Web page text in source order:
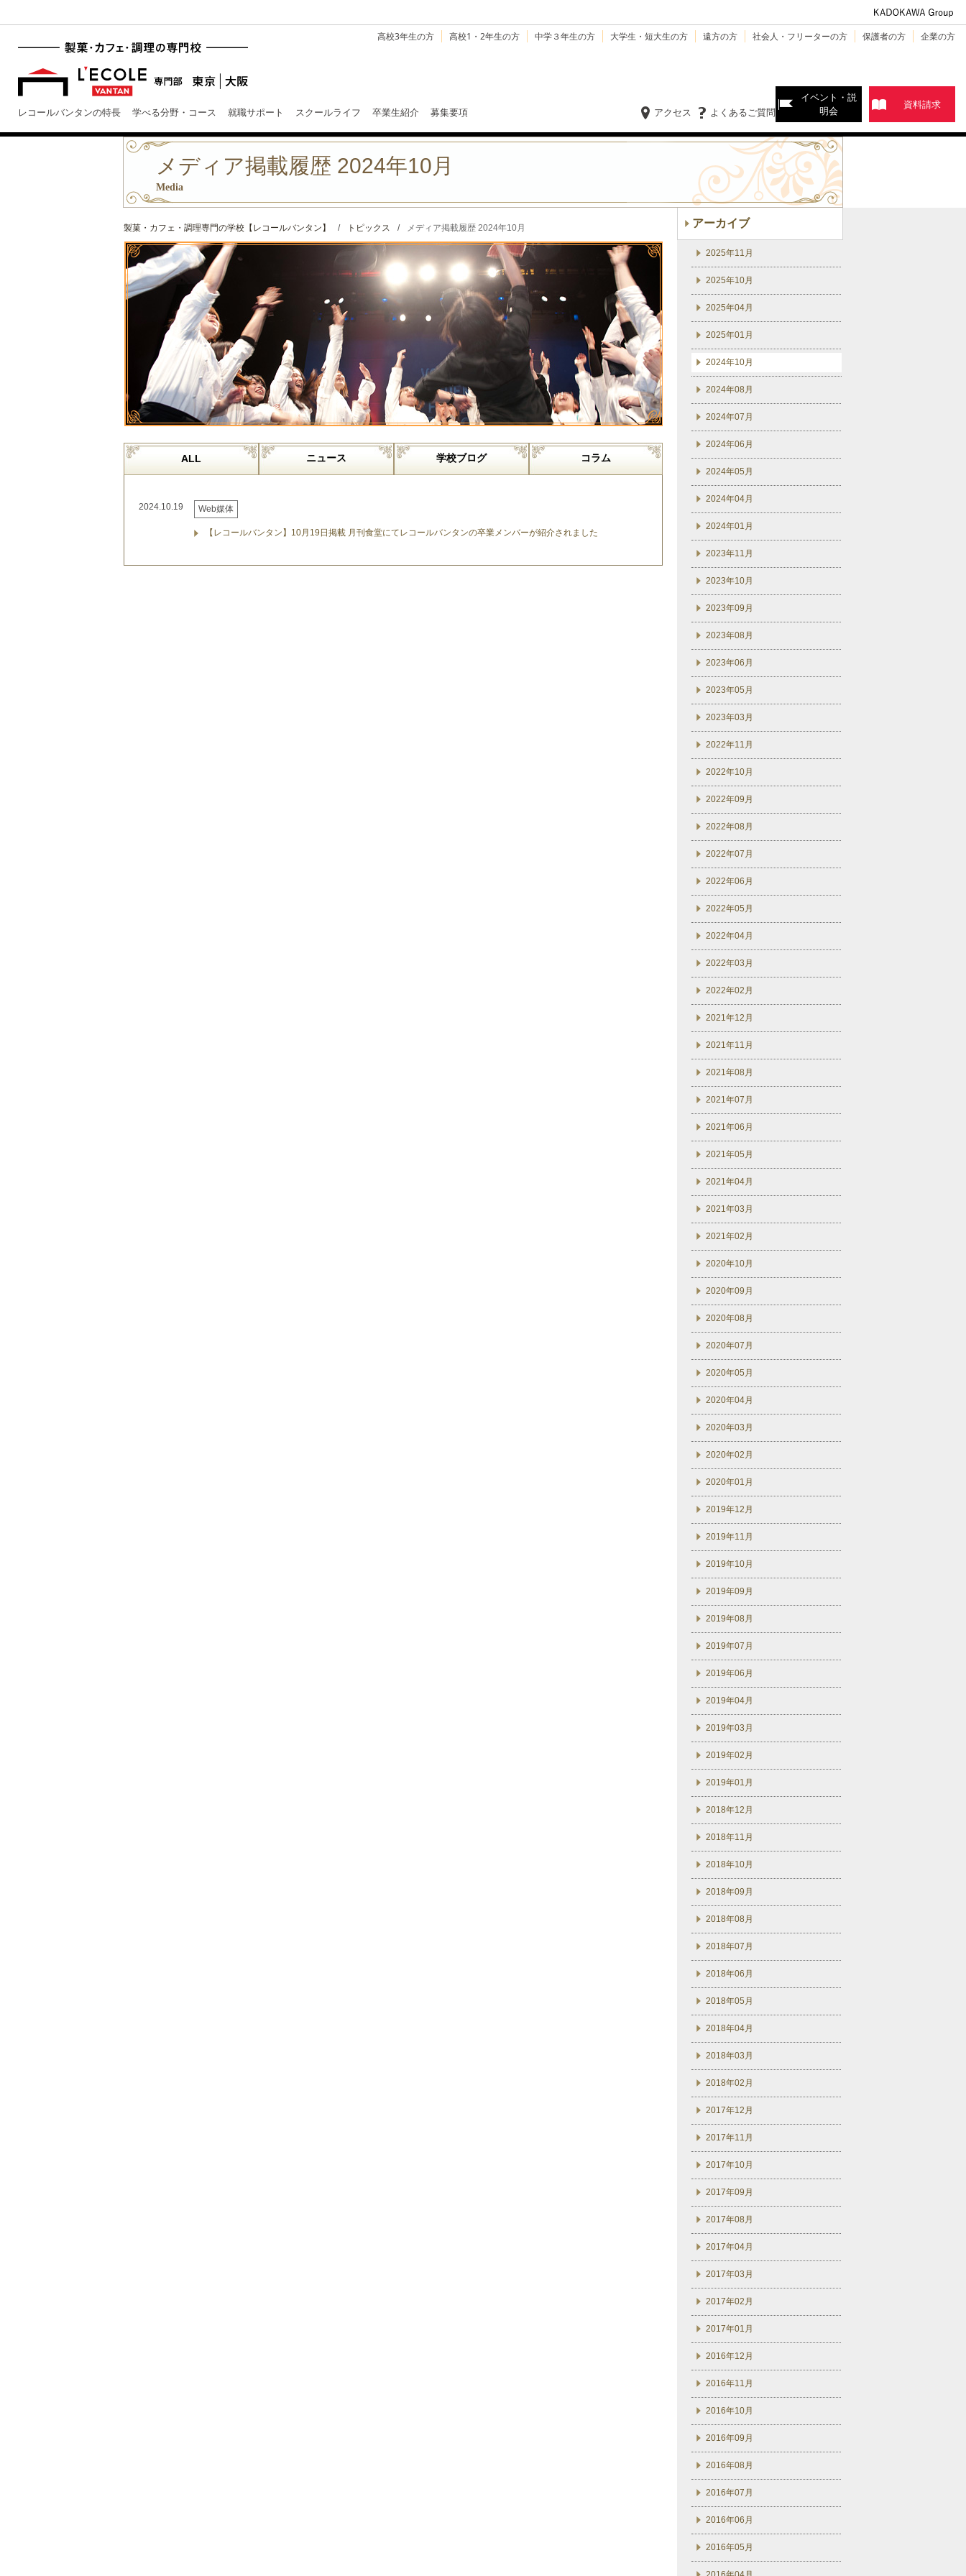
高校3年生の方 高校1・2年生の方 中学３年生の方 大学生・短大生の方 遠方の方 社会人・フリーターの方 保護者の方 企業の方
レコールバンタンの特長 学べる分野・コース 就職サポート スクールライフ 卒業生紹介 募集要項 よくあるご質問
アクセス
イベント・説
明会
資料請求
メディア掲載履歴 2024年10月
Media
製菓・カフェ・調理専門の学校【レコールバンタン】 / トピックス / メディア掲載履歴 2024年10月
ALL ニュース 学校ブログ コラム
2024.10.19 Web媒体
【レコールバンタン】10月19日掲載 月刊食堂にてレコールバンタンの卒業メンバーが紹介されました
アーカイブ
2025年11月
2025年10月
2025年04月
2025年01月
2024年10月
2024年08月
2024年07月
2024年06月
2024年05月
2024年04月
2024年01月
2023年11月
2023年10月
2023年09月
2023年08月
2023年06月
2023年05月
2023年03月
2022年11月
2022年10月
2022年09月
2022年08月
2022年07月
2022年06月
2022年05月
2022年04月
2022年03月
2022年02月
2021年12月
2021年11月
2021年08月
2021年07月
2021年06月
2021年05月
2021年04月
2021年03月
2021年02月
2020年10月
2020年09月
2020年08月
2020年07月
2020年05月
2020年04月
2020年03月
2020年02月
2020年01月
2019年12月
2019年11月
2019年10月
2019年09月
2019年08月
2019年07月
2019年06月
2019年04月
2019年03月
2019年02月
2019年01月
2018年12月
2018年11月
2018年10月
2018年09月
2018年08月
2018年07月
2018年06月
2018年05月
2018年04月
2018年03月
2018年02月
2017年12月
2017年11月
2017年10月
2017年09月
2017年08月
2017年04月
2017年03月
2017年02月
2017年01月
2016年12月
2016年11月
2016年10月
2016年09月
2016年08月
2016年07月
2016年06月
2016年05月